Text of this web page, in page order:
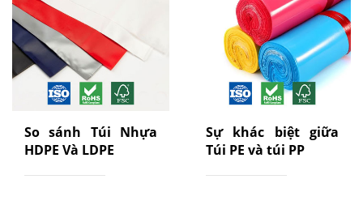
So sánh Túi Nhựa
HDPE Và LDPE
Sự khác biệt giữa
Túi PE và túi PP